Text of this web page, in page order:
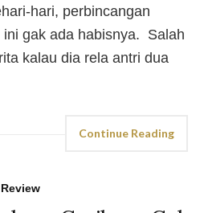
hari, perbincangan
gak ada habisnya. Salah
kalau dia rela antri dua
Continue Reading
Review